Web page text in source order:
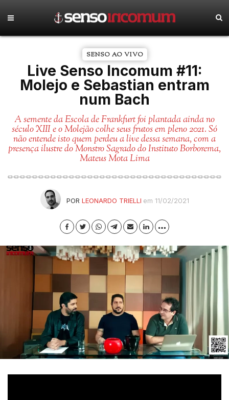
SENSO AO VIVO
Live Senso Incomum #11:
Molejo e Sebastian entram
num Bach
A semente da Escola de Frankfurt foi plantada ainda no
século XIII e o Molejão colhe seus frutos em pleno 2021. Só
não entende isto quem perdeu a live dessa semana, com a
presença ilustre do Monstro Sagrado do Instituto Borborema,
Mateus Mota Lima
POR LEONARDO TRIELLI em 11/02/2021